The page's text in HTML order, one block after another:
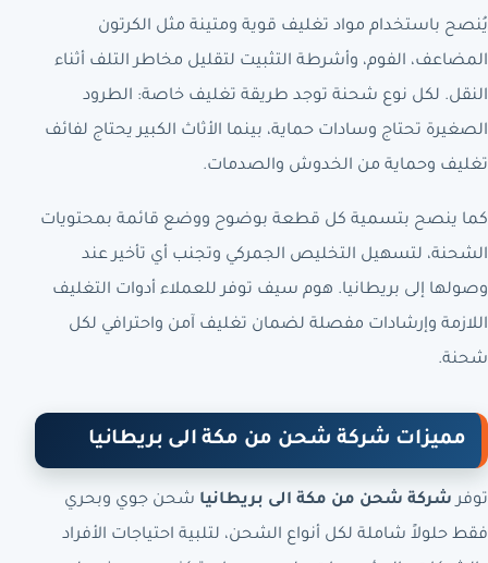
يُنصح باستخدام مواد تغليف قوية ومتينة مثل الكرتون
المضاعف، الفوم، وأشرطة التثبيت لتقليل مخاطر التلف أثناء
النقل. لكل نوع شحنة توجد طريقة تغليف خاصة: الطرود
الصغيرة تحتاج وسادات حماية، بينما الأثاث الكبير يحتاج لفائف
تغليف وحماية من الخدوش والصدمات.
كما ينصح بتسمية كل قطعة بوضوح ووضع قائمة بمحتويات
الشحنة، لتسهيل التخليص الجمركي وتجنب أي تأخير عند
وصولها إلى بريطانيا. هوم سيف توفر للعملاء أدوات التغليف
اللازمة وإرشادات مفصلة لضمان تغليف آمن واحترافي لكل
شحنة.
مميزات شركة شحن من مكة الى بريطانيا
توفر شركة شحن من مكة الى بريطانيا شحن جوي وبحري
فقط حلولاً شاملة لكل أنواع الشحن، لتلبية احتياجات الأفراد